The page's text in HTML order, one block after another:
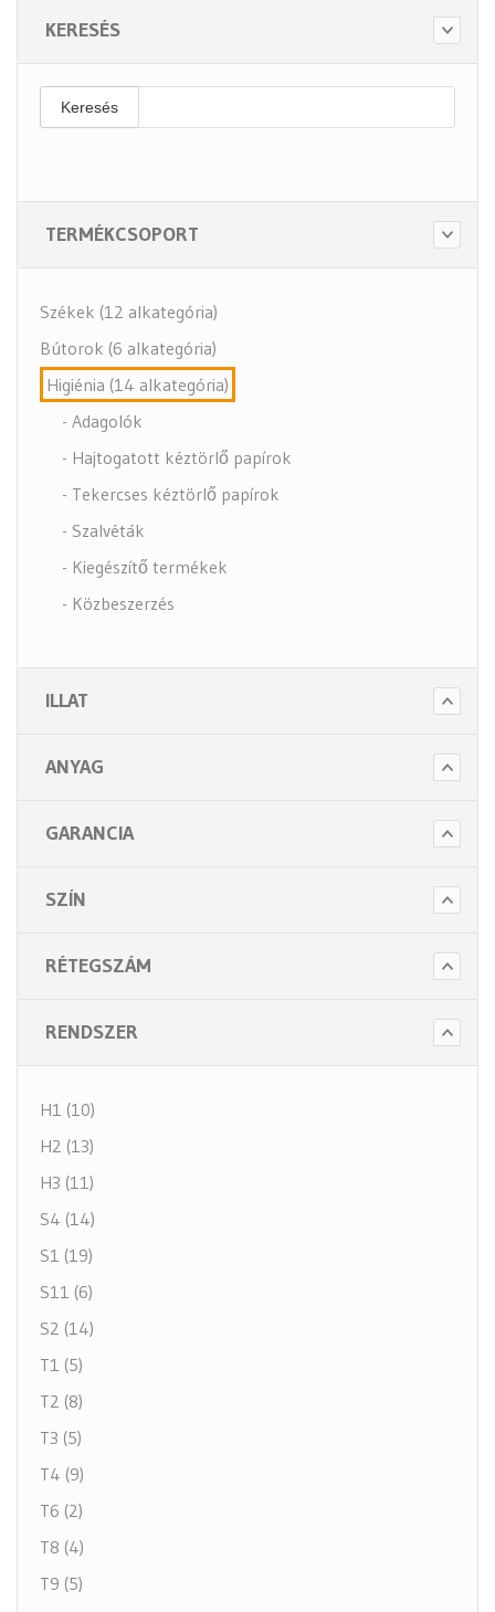
KERESÉS
Keresés
TERMÉKCSOPORT
Székek (12 alkategória)
Bútorok (6 alkategória)
Higiénia (14 alkategória)
- Adagolók
- Hajtogatott kéztörlő papírok
- Tekercses kéztörlő papírok
- Szalvéták
- Kiegészítő termékek
- Közbeszerzés
- Törlő és tisztító papírok
- Intim betét gyűjtők
- Toalett papírok
ILLAT
ANYAG
GARANCIA
SZÍN
RÉTEGSZÁM
RENDSZER
H1 (10)
H2 (13)
H3 (11)
S4 (14)
S1 (19)
S11 (6)
S2 (14)
T1 (5)
T2 (8)
T3 (5)
T4 (9)
T6 (2)
T8 (4)
T9 (5)